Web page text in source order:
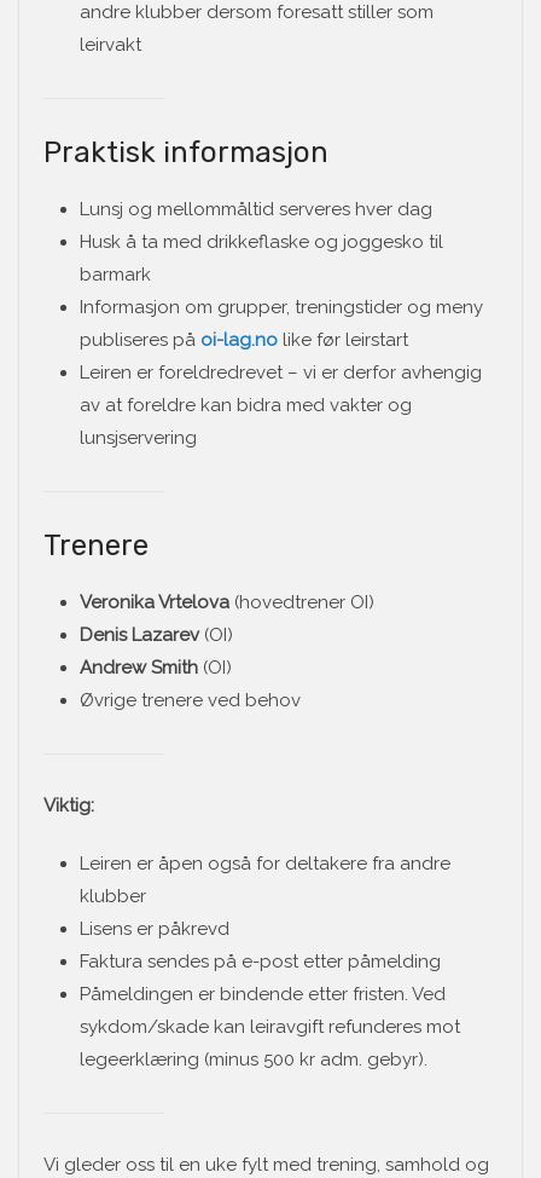
andre klubber dersom foresatt stiller som
leirvakt
Praktisk informasjon
Lunsj og mellommåltid serveres hver dag
Husk å ta med drikkeflaske og joggesko til
barmark
Informasjon om grupper, treningstider og meny
publiseres på oi-lag.no like før leirstart
Leiren er foreldredrevet – vi er derfor avhengig
av at foreldre kan bidra med vakter og
lunsjservering
Trenere
Veronika Vrtelova (hovedtrener OI)
Denis Lazarev(OI)
Andrew Smith (OI)
Øvrige trenere ved behov
Viktig:
Leiren er åpen også for deltakere fra andre
klubber
Lisens er påkrevd
Faktura sendes på e-post etter påmelding
Påmeldingen er bindende etter fristen. Ved
sykdom/skade kan leiravgift refunderes mot
legeerklæring (minus 500 kr adm. gebyr).
Vi gleder oss til en uke fylt med trening, samhold og